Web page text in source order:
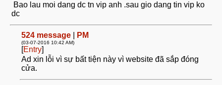
Bao lau moi dang dc tn vip anh .sau gio dang tin vip ko
dc
524 message PM
(03-07-2016 10:42 AM)
[Entry]
Ad xin lỗi vì sự bất tiện này vì website đã sắp đóng
cửa.